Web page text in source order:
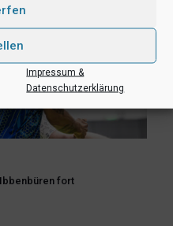
Impressum &
Datenschutzerklärung
fort